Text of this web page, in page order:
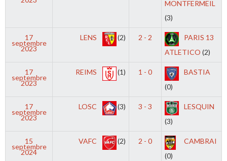
MONTFERMEIL
(3)
17
septembre
2023
LENS (2) 2 - 2
PARIS 13
ATLETICO (2)
17
septembre
2023
REIMS (1) 1 - 0
BASTIA
(0)
17
septembre
2023
LOSC (3) 3 - 3
LESQUIN
(3)
15
septembre
2024
VAFC (2) 2 - 0
CAMBRAI
(0)